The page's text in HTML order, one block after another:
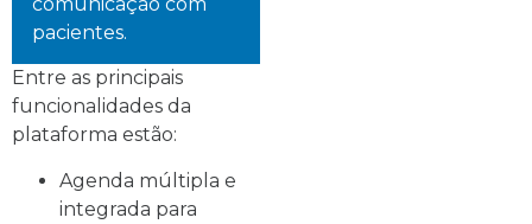
pacientes.
Entre as principais
funcionalidades da
plataforma estão:
Agenda múltipla e
integrada para